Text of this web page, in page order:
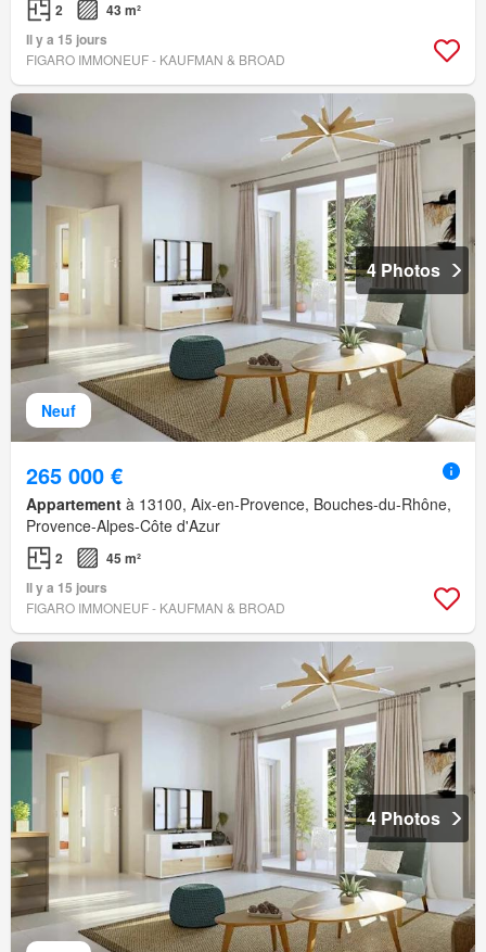
2
43 m²
Il y a 15 jours
FIGARO IMMONEUF - KAUFMAN & BROAD
Neuf
4 Photos
265 000 €
Appartement à 13100, Aix-en-Provence, Bouches-du-Rhône,
Provence-Alpes-Côte d'Azur
2
45 m²
Il y a 15 jours
FIGARO IMMONEUF - KAUFMAN & BROAD
4 Photos